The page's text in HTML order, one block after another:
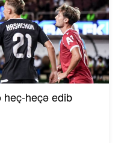
heç-heçə edib